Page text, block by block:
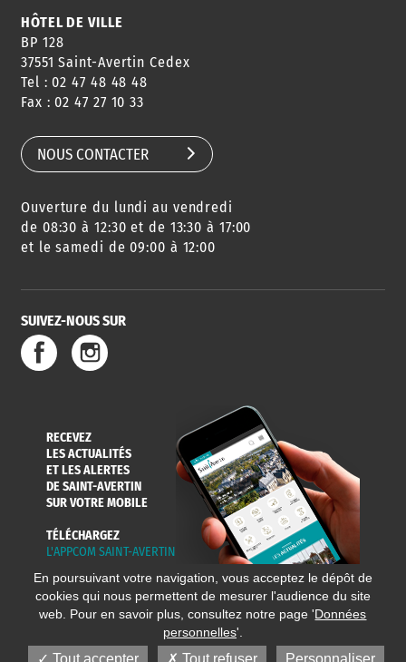
CONSEILS
DE QUARTIER
AGENDA
DES SORTIES
URBANISME
SERVICE
DE L'EAU
HÔTEL DE VILLE
BP 128
37551 Saint-Avertin Cedex
Tel : 02 47 48 48 48
Fax : 02 47 27 10 33
NOUS CONTACTER
Ouverture du lundi au vendredi
de 08:30 à 12:30 et de 13:30 à 17:00
et le samedi de 09:00 à 12:00
SUIVEZ-NOUS SUR
RECEVEZ
LES ACTUALITÉS
ET LES ALERTES
DE SAINT-AVERTIN
SUR VOTRE MOBILE
TÉLÉCHARGEZ
L'APPCOM SAINT-AVERTIN
En poursuivant votre navigation, vous acceptez le dépôt de
cookies qui nous permettent de mesurer l'audience du site
web. Pour en savoir plus, consultez notre page 'Données
personnelles'.
Tout accepter Tout refuser Personnaliser